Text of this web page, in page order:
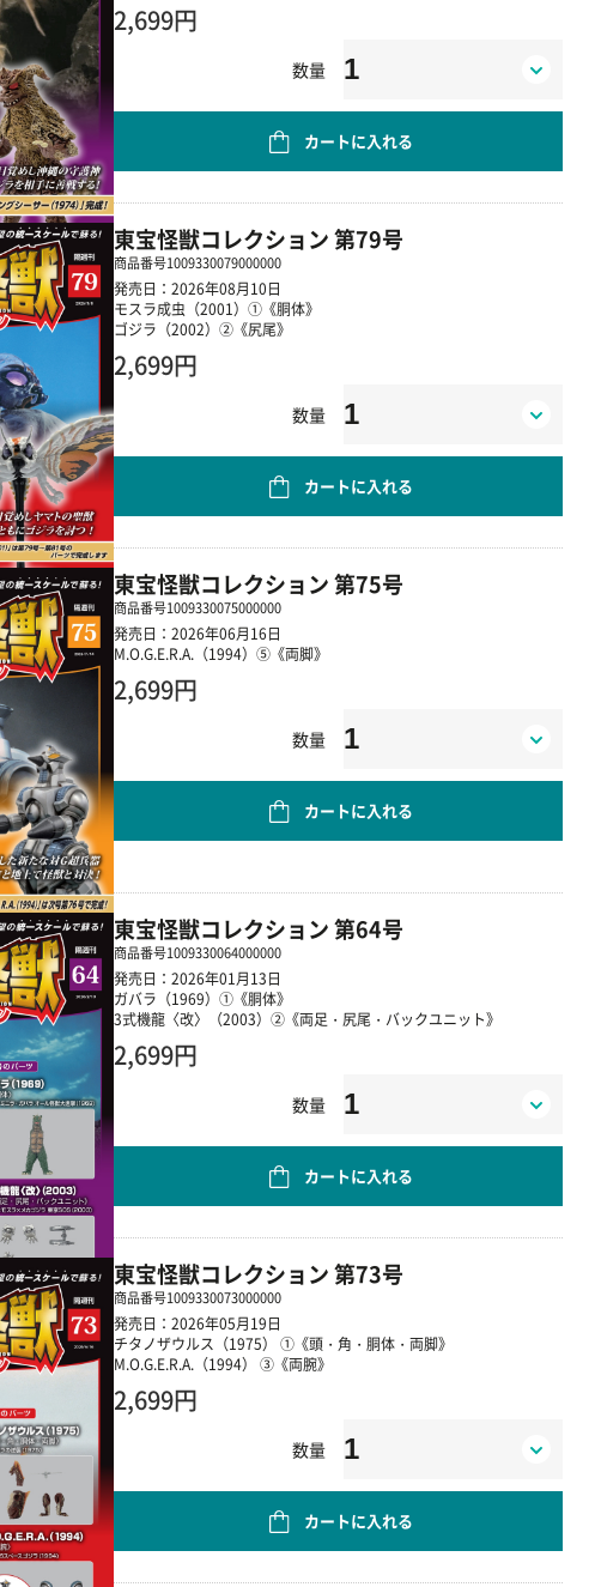
2,699円
数量
カートに入れる
東宝怪獣コレクション 第79号
商品番号1009330079000000
発売日：2026年08月10日
モスラ成虫（2001）①《胴体》
ゴジラ（2002）②《尻尾》
2,699円
数量
カートに入れる
東宝怪獣コレクション 第75号
商品番号1009330075000000
発売日：2026年06月16日
M.O.G.E.R.A.（1994）⑤《両脚》
2,699円
数量
カートに入れる
東宝怪獣コレクション 第64号
商品番号1009330064000000
発売日：2026年01月13日
ガバラ（1969）①《胴体》
3式機龍〈改〉（2003）②《両足・尻尾・バックユニット》
2,699円
数量
カートに入れる
東宝怪獣コレクション 第73号
商品番号1009330073000000
発売日：2026年05月19日
チタノザウルス（1975） ①《頭・角・胴体・両脚》
M.O.G.E.R.A.（1994） ③《両腕》
2,699円
数量
カートに入れる